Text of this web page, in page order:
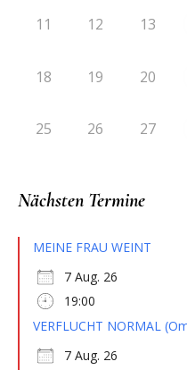
11 12 13
18 19 20
25 26 27
Nächsten Termine
MEINE FRAU WEINT
7 Aug. 26
19:00
VERFLUCHT NORMAL
7 Aug. 26